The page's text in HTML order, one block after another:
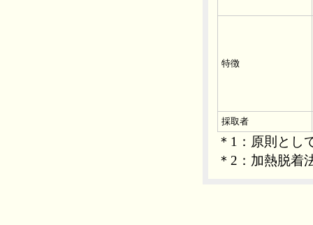
特徴
採取者
＊1：原則とし
＊2：加熱脱着